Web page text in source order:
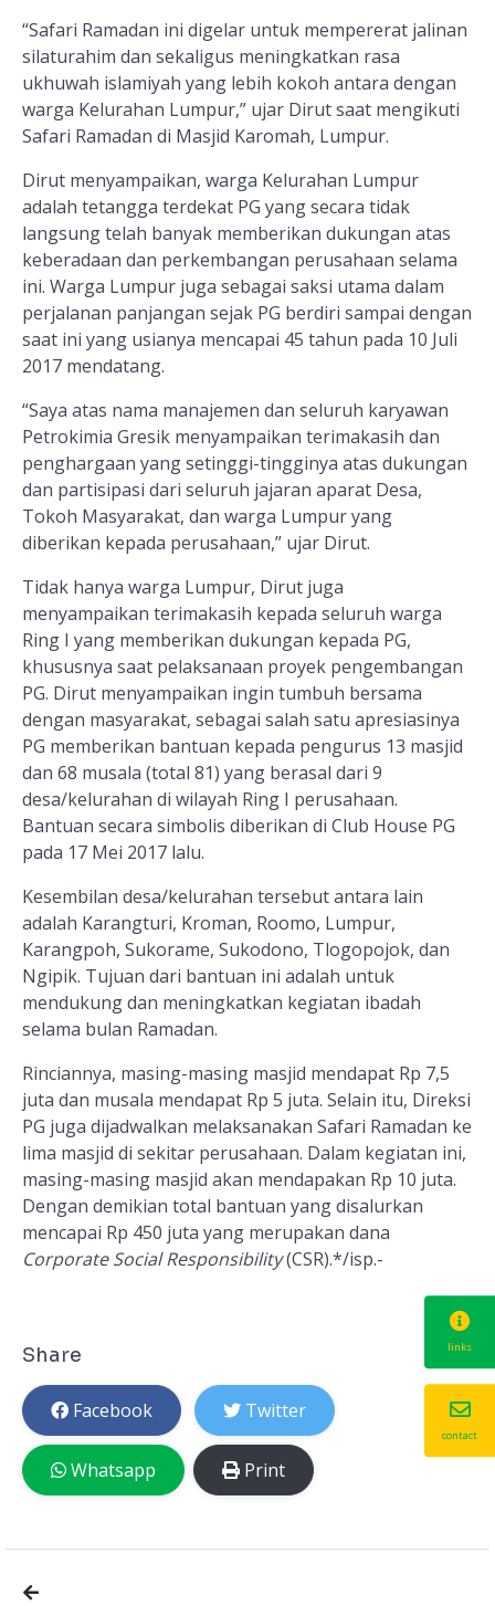
“Safari Ramadan ini digelar untuk mempererat jalinan
silaturahim dan sekaligus meningkatkan rasa
ukhuwah islamiyah yang lebih kokoh antara dengan
warga Kelurahan Lumpur,” ujar Dirut saat mengikuti
Safari Ramadan di Masjid Karomah, Lumpur.
Dirut menyampaikan, warga Kelurahan Lumpur
adalah tetangga terdekat PG yang secara tidak
langsung telah banyak memberikan dukungan atas
keberadaan dan perkembangan perusahaan selama
ini. Warga Lumpur juga sebagai saksi utama dalam
perjalanan panjangan sejak PG berdiri sampai dengan
saat ini yang usianya mencapai 45 tahun pada 10 Juli
2017 mendatang.
“Saya atas nama manajemen dan seluruh karyawan
Petrokimia Gresik menyampaikan terimakasih dan
penghargaan yang setinggi-tingginya atas dukungan
dan partisipasi dari seluruh jajaran aparat Desa,
Tokoh Masyarakat, dan warga Lumpur yang
diberikan kepada perusahaan,” ujar Dirut.
Tidak hanya warga Lumpur, Dirut juga
menyampaikan terimakasih kepada seluruh warga
Ring I yang memberikan dukungan kepada PG,
khususnya saat pelaksanaan proyek pengembangan
PG. Dirut menyampaikan ingin tumbuh bersama
dengan masyarakat, sebagai salah satu apresiasinya
PG memberikan bantuan kepada pengurus 13 masjid
dan 68 musala (total 81) yang berasal dari 9
desa/kelurahan di wilayah Ring I perusahaan.
Bantuan secara simbolis diberikan di Club House PG
pada 17 Mei 2017 lalu.
Kesembilan desa/kelurahan tersebut antara lain
adalah Karangturi, Kroman, Roomo, Lumpur,
Karangpoh, Sukorame, Sukodono, Tlogopojok, dan
Ngipik. Tujuan dari bantuan ini adalah untuk
mendukung dan meningkatkan kegiatan ibadah
selama bulan Ramadan.
Rinciannya, masing-masing masjid mendapat Rp 7,5
juta dan musala mendapat Rp 5 juta. Selain itu, Direksi
PG juga dijadwalkan melaksanakan Safari Ramadan ke
lima masjid di sekitar perusahaan. Dalam kegiatan ini,
masing-masing masjid akan mendapakan Rp 10 juta.
Dengan demikian total bantuan yang disalurkan
mencapai Rp 450 juta yang merupakan dana
Corporate Social Responsibility(CSR).*/isp.-
Share
Facebook Twitter
Whatsapp Print
links
contact